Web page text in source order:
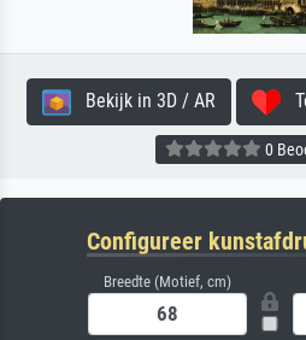
Bekijk in 3D / AR
0
Configureer
Breedte (Motief, cm)